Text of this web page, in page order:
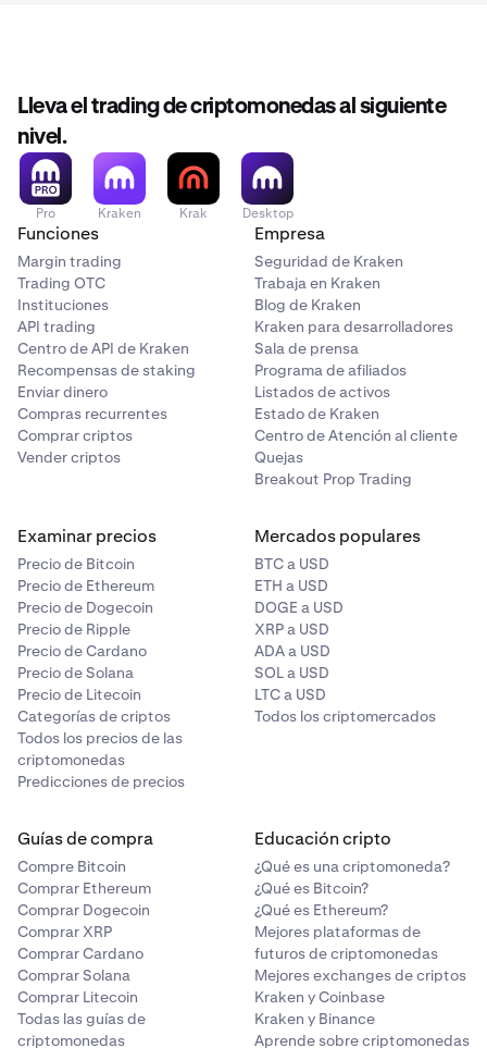
Lleva el trading de criptomonedas al siguiente
nivel.
Pro Kraken Krak Desktop
Funciones
Margin trading
Trading OTC
Instituciones
API trading
Centro de API de Kraken
Recompensas de staking
Enviar dinero
Compras recurrentes
Comprar criptos
Vender criptos
Empresa
Seguridad de Kraken
Trabaja en Kraken
Blog de Kraken
Kraken para desarrolladores
Sala de prensa
Programa de afiliados
Listados de activos
Estado de Kraken
Centro de Atención al cliente
Quejas
Breakout Prop Trading
Examinar precios
Precio de Bitcoin
Precio de Ethereum
Precio de Dogecoin
Precio de Ripple
Precio de Cardano
Precio de Solana
Precio de Litecoin
Categorías de criptos
Todos los precios de las
criptomonedas
Predicciones de precios
Mercados populares
BTC a USD
ETH a USD
DOGE a USD
XRP a USD
ADA a USD
SOL a USD
LTC a USD
Todos los criptomercados
Guías de compra
Compre Bitcoin
Comprar Ethereum
Comprar Dogecoin
Comprar XRP
Comprar Cardano
Comprar Solana
Comprar Litecoin
Todas las guías de
criptomonedas
Educación cripto
¿Qué es una criptomoneda?
¿Qué es Bitcoin?
¿Qué es Ethereum?
Mejores plataformas de
futuros de criptomonedas
Mejores exchanges de criptos
Kraken y Coinbase
Kraken y Binance
Aprende sobre criptomonedas